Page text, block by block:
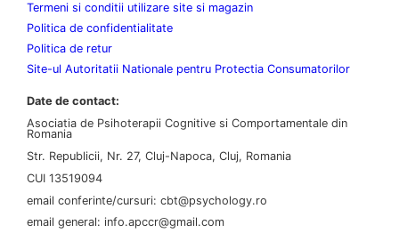
Termeni si conditii utilizare site si magazin
Politica de confidentialitate
Politica de retur
Site-ul Autoritatii Nationale pentru Protectia Consumatorilor
Date de contact:
Asociatia de Psihoterapii Cognitive si Comportamentale din
Romania
Str. Republicii, Nr. 27, Cluj-Napoca, Cluj, Romania
CUI 13519094
email conferinte/cursuri: cbt@psychology.ro
email general: info.apccr@gmail.com